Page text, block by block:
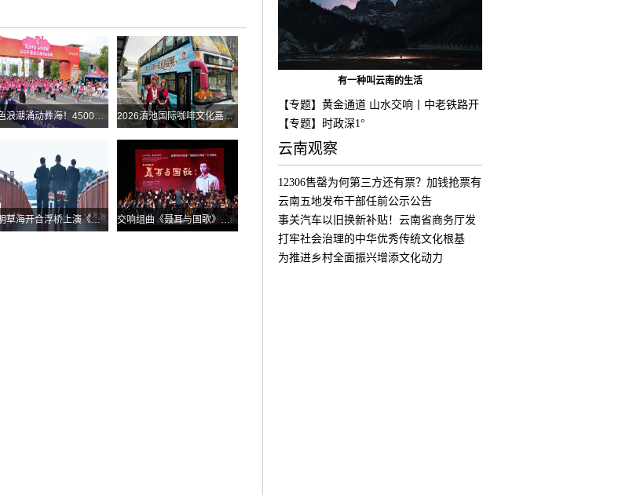
粉色浪潮涌动彝海！4500余名跑者乐跑楚雄喜迎火把节 2026滇池国际咖啡文化嘉年华怎么去？最全交通攻略戳进来→
昆明草海开合浮桥上演《目瑙纵歌》刀舞 交响组曲《聂耳与国歌》登陆春城剧院
有一种叫云南的生活
【专题】黄金通道 山水交响丨中老铁路开
通
【专题】时政深1°
云南观察
12306售罄为何第三方还有票？加钱抢票有
用
云南五地发布干部任前公示公告
事关汽车以旧换新补贴！云南省商务厅发
布公
打牢社会治理的中华优秀传统文化根基
为推进乡村全面振兴增添文化动力